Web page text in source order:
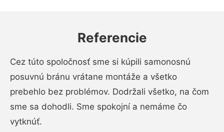
Referencie
Cez túto spoločnosť sme si kúpili samonosnú
posuvnú bránu vrátane montáže a všetko
prebehlo bez problémov. Dodržali všetko, na čom
sme sa dohodli. Sme spokojní a nemáme čo
vytknúť.